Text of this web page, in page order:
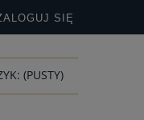
SIĘ
(PUSTY)